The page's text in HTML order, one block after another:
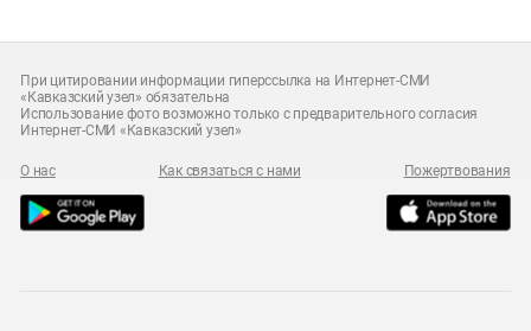
При цитировании информации гиперссылка на Интернет-СМИ
«Кавказский узел» обязательна
Использование фото возможно только с предварительного согласия
Интернет-СМИ «Кавказский узел»
О нас Как связаться с нами Пожертвования